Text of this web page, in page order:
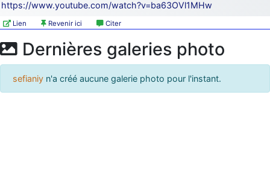
https://www.youtube.com/watch?v=ba63OVl1MHw
Lien Revenir ici Citer
Dernières galeries photo
sefianiy n'a créé aucune galerie photo pour l'instant.